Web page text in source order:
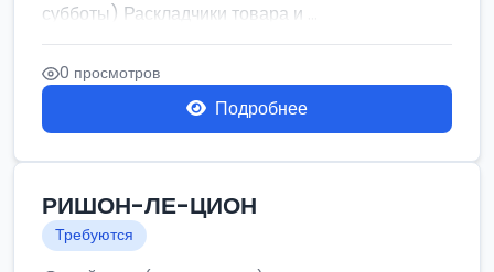
субботы) Раскладчики товара и ...
0 просмотров
Подробнее
РИШОН-ЛЕ-ЦИОН
Требуются